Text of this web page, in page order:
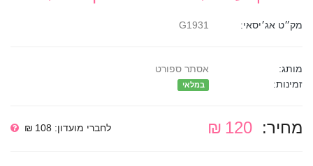
מק״ט אג׳יסאי:
מותג:
אסתר ספורט
זמינות:
במלאי
מחיר: 120 ₪ לחברי מועדון: 108 ₪